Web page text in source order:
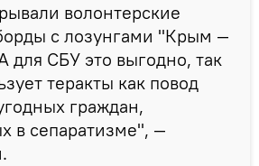
волонтерские
с лозунгами "Крым —
для СБУ это выгодно, так
теракты как повод
граждан,
в сепаратизме", —